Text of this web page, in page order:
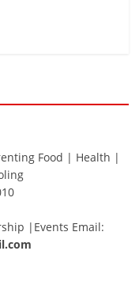
Food | Health |
|Events Email: